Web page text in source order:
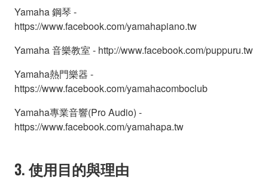
Yamaha 鋼琴 -
https://www.facebook.com/yamahapiano.tw
Yamaha 音樂教室 - http://www.facebook.com/puppuru.tw
Yamaha熱門樂器 -
https://www.facebook.com/yamahacomboclub
Yamaha專業音響(Pro Audio) -
https://www.facebook.com/yamahapa.tw
3. 使用目的與理由